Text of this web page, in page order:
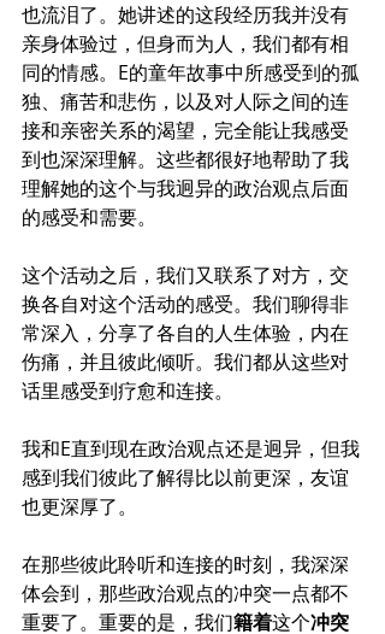
也流泪了。她讲述的这段经历我并没有
亲身体验过，但身而为人，我们都有相
同的情感。E的童年故事中所感受到的孤
独、痛苦和悲伤，以及对人际之间的连
接和亲密关系的渴望，完全能让我感受
到也深深理解。这些都很好地帮助了我
理解她的这个与我迥异的政治观点后面
的感受和需要。
这个活动之后，我们又联系了对方，交
换各自对这个活动的感受。我们聊得非
常深入，分享了各自的人生体验，内在
伤痛，并且彼此倾听。我们都从这些对
话里感受到疗愈和连接。
我和E直到现在政治观点还是迥异，但我
感到我们彼此了解得比以前更深，友谊
也更深厚了。
在那些彼此聆听和连接的时刻，我深深
体会到，那些政治观点的冲突一点都不
重要了。重要的是，我们籍着这个冲突